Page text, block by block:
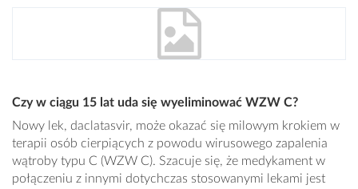
Czy w ciągu 15 lat uda się wyeliminować WZW C?
Nowy lek, daclatasvir, może okazać się milowym krokiem w
terapii osób cierpiących z powodu wirusowego zapalenia
wątroby typu C (WZW C). Szacuje się, że medykament w
połączeniu z innymi dotychczas stosowanymi lekami jest